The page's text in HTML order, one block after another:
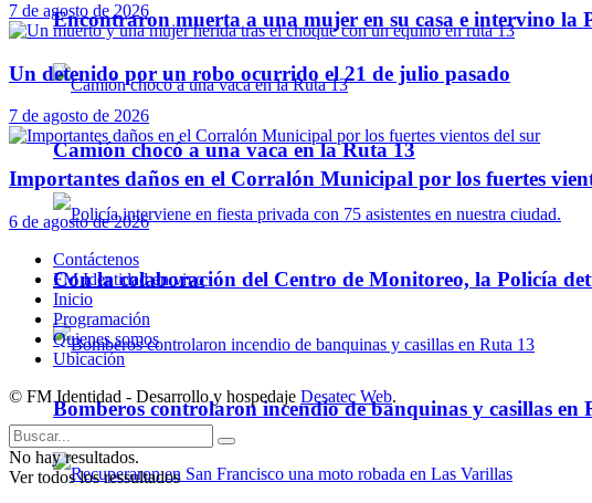
Encontraron muerta a una mujer en su casa e intervino la
Camión chocó a una vaca en la Ruta 13
Con la colaboración del Centro de Monitoreo, la Policía
Bomberos controlaron incendio de banquinas y casillas en
7 de agosto de 2026
Un detenido por un robo ocurrido el 21 de julio pasado
7 de agosto de 2026
Importantes daños en el Corralón Municipal por los fuertes
6 de agosto de 2026
Contáctenos
FM Identidad en vivo
Inicio
Programación
Quienes somos
Ubicación
© FM Identidad - Desarrollo y hospedaje Desatec Web.
No hay resultados.
Ver todos los ressultados